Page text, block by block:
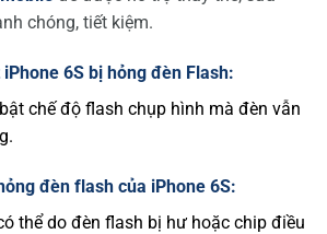
chóng, tiết kiệm.
6S bị hỏng đèn Flash:
chế độ flash chụp hình mà đèn vẫn
đèn flash của iPhone 6S:
thể do đèn flash bị hư hoặc chip điều